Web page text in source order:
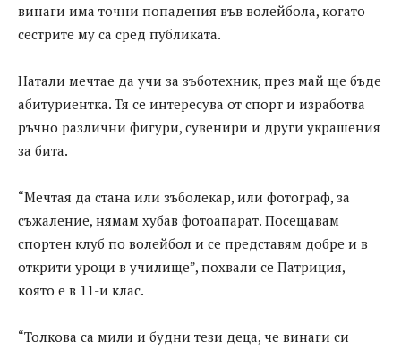
винаги има точни попадения във волейбола, когато
сестрите му са сред публиката.
Натали мечтае да учи за зъботехник, през май ще бъде
абитуриентка. Тя се интересува от спорт и изработва
ръчно различни фигури, сувенири и други украшения
за бита.
“Мечтая да стана или зъболекар, или фотограф, за
съжаление, нямам хубав фотоапарат. Посещавам
спортен клуб по волейбол и се представям добре и в
открити уроци в училище”, похвали се Патриция,
която е в 11-и клас.
“Толкова са мили и будни тези деца, че винаги си